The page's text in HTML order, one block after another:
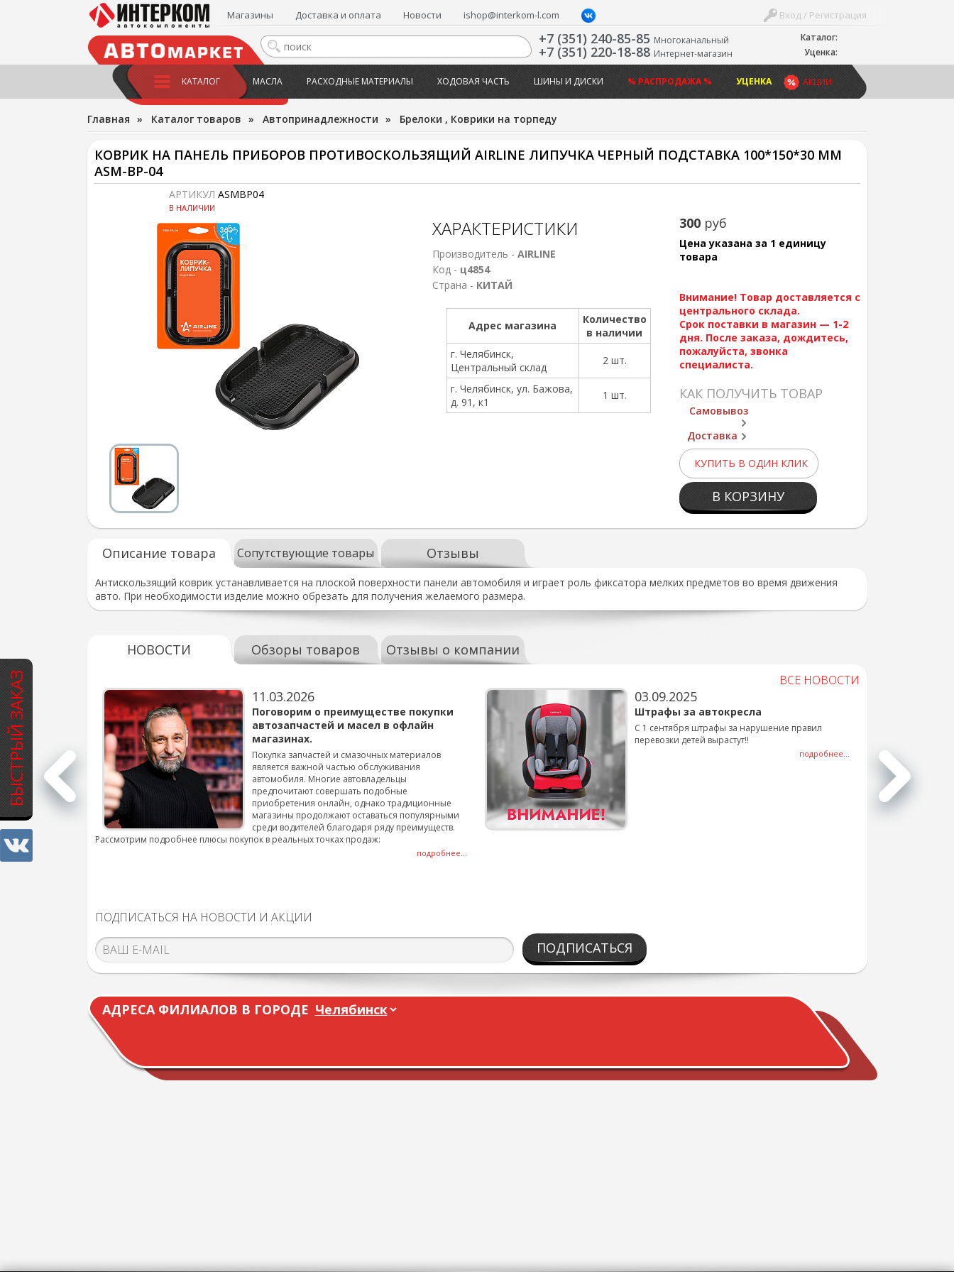
БЫСТРЫЙ ЗАКАЗ
Каталог:
Уценка:
Вход / Регистрация
Магазины Доставка и оплата Новости ishop@interkom-l.com
+7 (351) 240-85-85 Многоканальный
+7 (351) 220-18-88 Интернет-магазин
АКЦИИ
КАТАЛОГ МАСЛА РАСХОДНЫЕ МАТЕРИАЛЫ ХОДОВАЯ ЧАСТЬ ШИНЫ И ДИСКИ % РАСПРОДАЖА % УЦЕНКА
Главная » Каталог товаров » Автопринадлежности » Брелоки , Коврики на торпеду
КОВРИК НА ПАНЕЛЬ ПРИБОРОВ ПРОТИВОСКОЛЬЗЯЩИЙ AIRLINE ЛИПУЧКА ЧЕРНЫЙ ПОДСТАВКА 100*150*30 ММ
ASM-BP-04
АРТИКУЛ ASMBP04
В НАЛИЧИИ
300 руб
Цена указана за 1 единицу
товара
Внимание! Товар доставляется с
центрального склада.
Срок поставки в магазин — 1-2
дня. После заказа, дождитесь,
пожалуйста, звонка
специалиста.
КАК ПОЛУЧИТЬ ТОВАР
Самовывоз
Доставка
КУПИТЬ В ОДИН КЛИК
В КОРЗИНУ
ХАРАКТЕРИСТИКИ
Производитель - AIRLINE
Код - ц4854
Страна - КИТАЙ
Адрес магазина
Количество
в наличии
г. Челябинск,
Центральный склад
2 шт.
г. Челябинск, ул. Бажова,
д. 91, к1
1 шт.
Описание товара Сопутствующие товары Отзывы
Антискользящий коврик устанавливается на плоской поверхности панели автомобиля и играет роль фиксатора мелких предметов во время движения
авто. При необходимости изделие можно обрезать для получения желаемого размера.
НОВОСТИ Обзоры товаров Отзывы о компании
ВСЕ НОВОСТИ
для
смены шин на
подробнее...
11.03.2026
Поговорим о преимуществе покупки
автозапчастей и масел в офлайн
магазинах.
Покупка запчастей и смазочных материалов
является важной частью обслуживания
автомобиля. Многие автовладельцы
предпочитают совершать подобные
приобретения онлайн, однако традиционные
магазины продолжают оставаться популярными
среди водителей благодаря ряду преимуществ.
Рассмотрим подробнее плюсы покупок в реальных точках продаж:
подробнее...
03.09.2025
Штрафы за автокресла
С 1 сентября штрафы за нарушение правил
перевозки детей вырастут!!
подробнее...
ПОДПИСАТЬСЯ НА НОВОСТИ И АКЦИИ
ПОДПИСАТЬСЯ
АДРЕСА ФИЛИАЛОВ В ГОРОДЕ